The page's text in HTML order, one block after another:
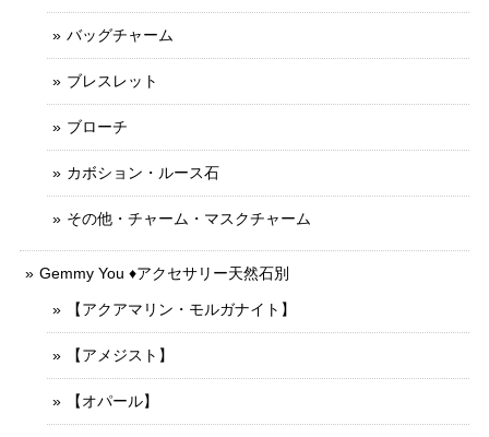
バッグチャーム
ブレスレット
ブローチ
カボション・ルース石
その他・チャーム・マスクチャーム
Gemmy You ♦︎アクセサリー天然石別
【アクアマリン・モルガナイト】
【アメジスト】
【オパール】